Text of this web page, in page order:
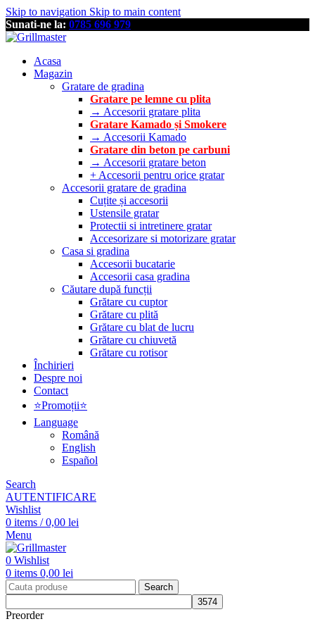
Skip to navigation Skip to main content
Sunati-ne la: 0785 696 979
Acasa
Magazin
Gratare de gradina
Gratare pe lemne cu plita
→ Accesorii gratare plita
Gratare Kamado și Smokere
→ Accesorii Kamado
Gratare din beton pe carbuni
→ Accesorii gratare beton
+ Accesorii pentru orice gratar
Accesorii gratare de gradina
Cuțite și accesorii
Ustensile gratar
Protectii si intretinere gratar
Accesorizare si motorizare gratar
Casa si gradina
Accesorii bucatarie
Accesorii casa gradina
Căutare după funcții
Grătare cu cuptor
Grătare cu plită
Grătare cu blat de lucru
Grătare cu chiuvetă
Grătare cu rotisor
Închirieri
Despre noi
Contact
⭐Promoții⭐
Language
Română
English
Español
Search
AUTENTIFICARE
Wishlist
0 items / 0,00 lei
Menu
0 Wishlist
0 items 0,00 lei
Search
Preorder